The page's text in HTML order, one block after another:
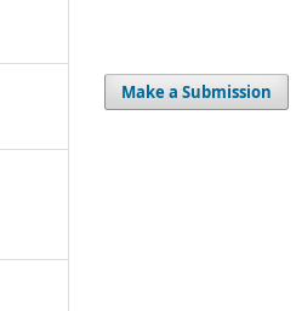
Make a Submission